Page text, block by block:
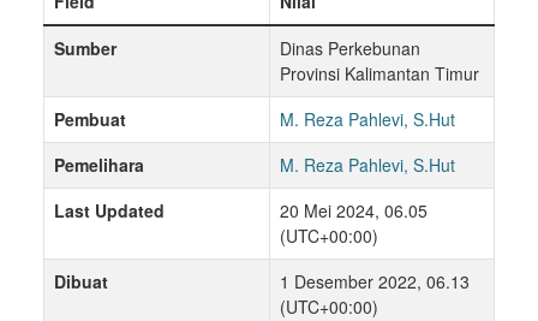
Sumber
Dinas Perkebunan
Provinsi Kalimantan Timur
Pembuat
M. Reza Pahlevi, S.Hut
Pemelihara
M. Reza Pahlevi, S.Hut
Last Updated
20 Mei 2024, 06.05
(UTC+00:00)
Dibuat
1 Desember 2022, 06.13
(UTC+00:00)